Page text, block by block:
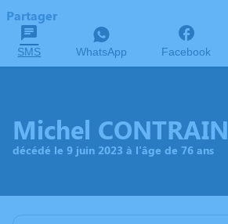
Partager
SMS WhatsApp Facebook
Michel CONTRAIN
décédé le 9 juin 2023 à l'âge de 76 ans